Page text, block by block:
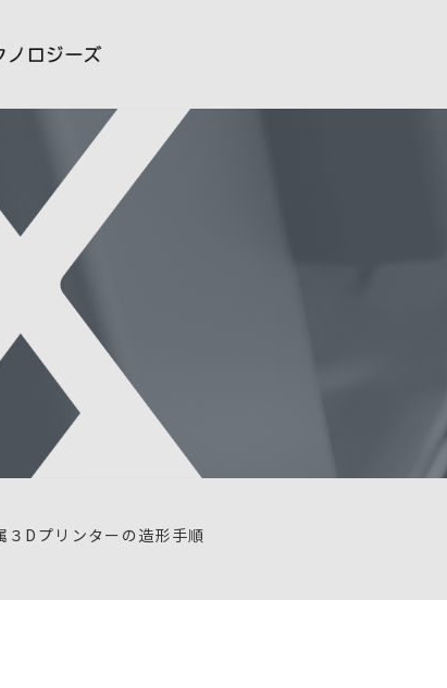
Dプリンターの造形手順